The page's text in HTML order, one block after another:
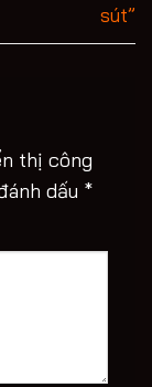
sút”
thị công
dấu *